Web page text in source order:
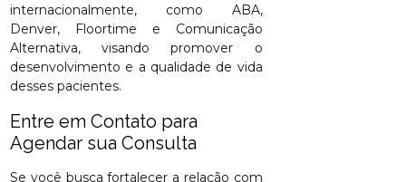
internacionalmente, como ABA,
Denver, Floortime e Comunicação
Alternativa, visando promover o
desenvolvimento e a qualidade de vida
desses pacientes.
Entre em Contato para
Agendar sua Consulta
Se você busca fortalecer a relação com